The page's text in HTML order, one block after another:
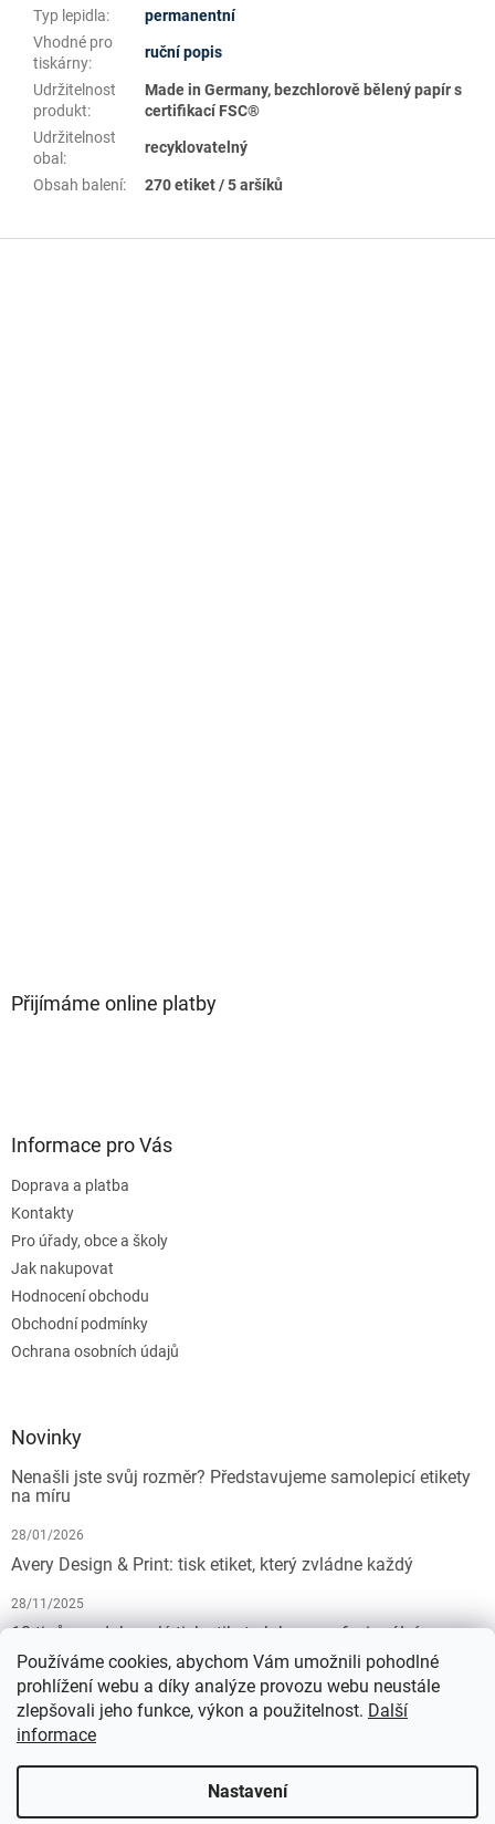
Používáme cookies, abychom Vám umožnili pohodlné
prohlížení webu a díky analýze provozu webu neustále
zlepšovali jeho funkce, výkon a použitelnost. Další
informace
Nastavení
Typ lepidla:
permanentní
Vhodné pro
tiskárny:
ruční popis
Udržitelnost
produkt:
Made in Germany, bezchlorově bělený papír s
certifikací FSC®
Udržitelnost
obal :
recyklovatelný
Obsah balení: 270 etiket / 5 aršíků
Přijímáme online platby
Informace pro Vás
Doprava a platba
Kontakty
Pro úřady, obce a školy
Jak nakupovat
Hodnocení obchodu
Obchodní podmínky
Ochrana osobních údajů
Novinky
Nenašli jste svůj rozměr? Představujeme samolepicí etikety
na míru
28/01/2026
Avery Design & Print: tisk etiket, který zvládne každý
28/11/2025
10 tipů pro dokonalý tisk etiket: Jak na profesionální
výsledek bez starostí
19/07/2025